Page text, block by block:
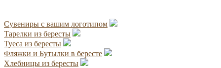
Сувениры с вашим логотипом
Тарелки из бересты
Туеса из бересты
Фляжки и Бутылки в бересте
Хлебницы из бересты